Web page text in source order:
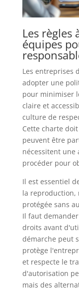
Les
équipes
Les entreprises
adopter une
pour minimiser
claire et
culture de
Cette charte
peuvent être
nécessitent une
procéder pour
Il est essentiel
la
protégée sans
Il faut
droits avant
démarche peut
protège
et respecte le
d'autorisation
mais des